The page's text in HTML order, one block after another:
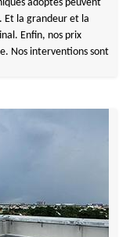
adoptés peuvent
Et la grandeur et la
Enfin, nos prix
Nos interventions sont